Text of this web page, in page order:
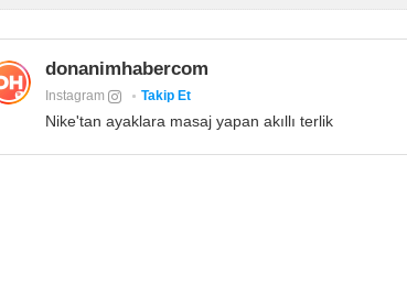
donanimhabercom
Instagram Takip Et
Nike'tan ayaklara masaj yapan akıllı terlik